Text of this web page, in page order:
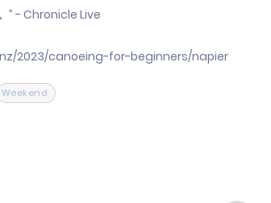
” - Chronicle Live
2023/canoeing-for-beginners/napier
Weekend